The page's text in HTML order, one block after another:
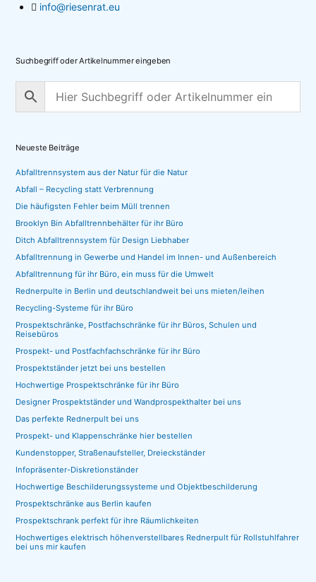
info@riesenrat.eu
Suchbegriff oder Artikelnummer eingeben
Neueste Beiträge
Abfalltrennsystem aus der Natur für die Natur
Abfall – Recycling statt Verbrennung
Die häufigsten Fehler beim Müll trennen
Brooklyn Bin Abfalltrennbehälter für ihr Büro
Ditch Abfalltrennsystem für Design Liebhaber
Abfalltrennung in Gewerbe und Handel im Innen- und Außenbereich
Abfalltrennung für ihr Büro, ein muss für die Umwelt
Rednerpulte in Berlin und deutschlandweit bei uns mieten/leihen
Recycling-Systeme für ihr Büro
Prospektschränke, Postfachschränke für ihr Büros, Schulen und
Reisebüros
Prospekt- und Postfachfachschränke für ihr Büro
Prospektständer jetzt bei uns bestellen
Hochwertige Prospektschränke für ihr Büro
Designer Prospektständer und Wandprospekthalter bei uns
Das perfekte Rednerpult bei uns
Prospekt- und Klappenschränke hier bestellen
Kundenstopper, Straßenaufsteller, Dreieckständer
Infopräsenter-Diskretionständer
Hochwertige Beschilderungssysteme und Objektbeschilderung
Prospektschränke aus Berlin kaufen
Prospektschrank perfekt für ihre Räumlichkeiten
Hochwertiges elektrisch höhenverstellbares Rednerpult für Rollstuhlfahrer
bei uns mir kaufen